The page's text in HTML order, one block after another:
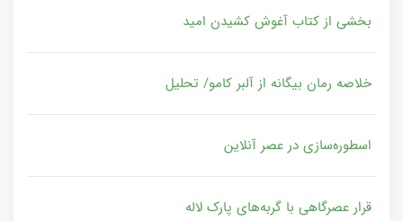
بخشی از کتاب آغوش کشیدن امید
خلاصه رمان بیگانه از آلبر کامو/ تحلیل
اسطوره‌سازی در عصر آنلاین
قرار عصرگاهی با گربه‌های پارک لاله